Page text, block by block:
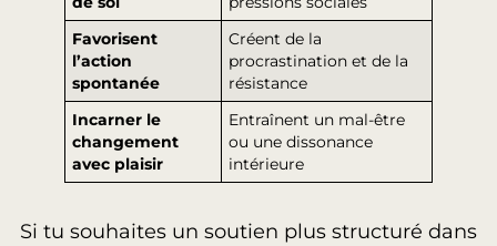
Favorisent
l’action
spontanée
Créent de la
procrastination et de la
résistance
Incarner le
changement
avec plaisir
Entraînent un mal-être
ou une dissonance
intérieure
Si tu souhaites un soutien plus structuré dans